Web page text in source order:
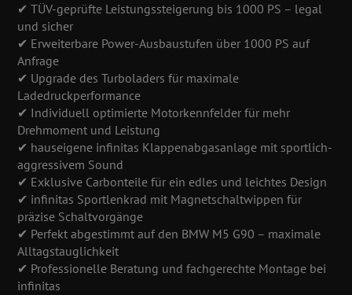
✔ TÜV-geprüfte Leistungssteigerung bis 1000 PS – legal
und sicher
✔ Erweiterbare Power-Ausbaustufen über 1000 PS auf
Anfrage
✔ Upgrade des Turboladers für maximale
Ladedruckperformance
✔ Individuell optimierte Motorkennfelder für mehr
Drehmoment und Leistung
✔ hauseigene infinitas Klappenabgasanlage mit sportlich-
aggressivem Sound
✔ Exklusive Carbonteile für ein edles und leichtes Design
✔ infinitas Sportlenkrad mit Magnetschaltwippen für
präzise Schaltvorgänge
✔ Perfekt abgestimmt auf den BMW M5 G90 – maximale
Alltagstauglichkeit
✔ Professionelle Beratung und fachgerechte Montage bei
infinitas